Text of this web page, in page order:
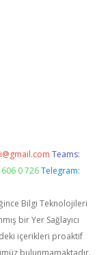
Teams:
0 726 Telegram:
Bilgi Teknolojileri
bir Yer Sağlayıcı
içerikleri proaktif
bulunmamaktadır.